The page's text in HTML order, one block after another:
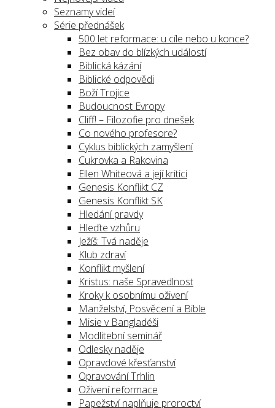
Seznamy videí
Série přednášek
500 let reformace: u cíle nebo u konce?
Bez obav do blízkých událostí
Biblická kázání
Biblické odpovědi
Boží Trojice
Budoucnost Evropy
Cliff! – Filozofie pro dnešek
Co nového profesore?
Cyklus biblických zamyšlení
Cukrovka a Rakovina
Ellen Whiteová a její kritici
Genesis Konflikt CZ
Genesis Konflikt SK
Hledání pravdy
Hleďte vzhůru
Ježíš: Tvá naděje
Klub zdraví
Konflikt myšlení
Kristus: naše Spravedlnost
Kroky k osobnímu oživení
Manželství, Posvěcení a Bible
Misie v Bangladéši
Modlitební seminář
Odlesky naděje
Opravdové křesťanství
Opravování Trhlin
Oživení reformace
Papežství naplňuje proroctví